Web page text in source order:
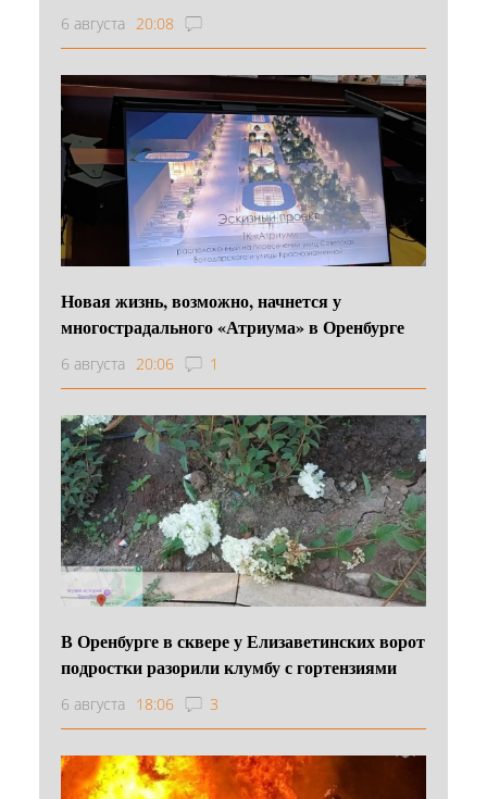
6 августа 20:08
Новая жизнь, возможно, начнется у
многострадального «Атриума» в Оренбурге
6 августа 20:06 1
В Оренбурге в сквере у Елизаветинских ворот
подростки разорили клумбу с гортензиями
6 августа 18:06 3